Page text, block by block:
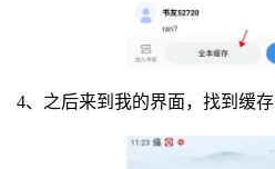
4、之后来到我的界面，找到缓存